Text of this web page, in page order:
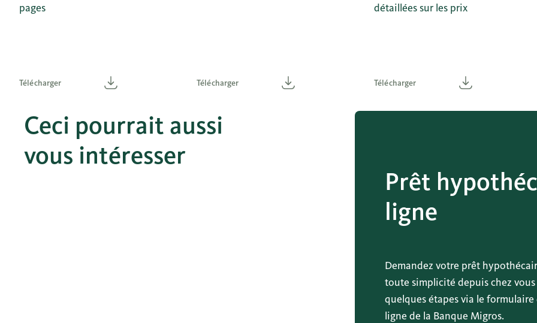
pages
Télécharger Télécharger
détaillées sur les prix
Télécharger
Ceci pourrait aussi
vous intéresser
Prêt
ligne
Demandez votre prêt
toute simplicité depuis chez vous
quelques étapes via le formulaire
ligne de la Banque Migros.